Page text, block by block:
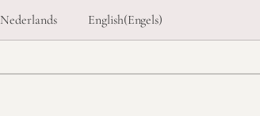
Nederlands English(Engels)